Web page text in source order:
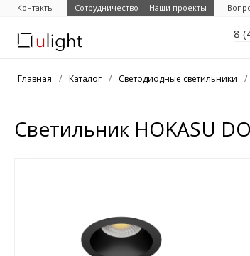
Контакты Сотрудничество Наши проекты
8
Главная / Каталог / Светодиодные светильники /
Светильник HOKASU